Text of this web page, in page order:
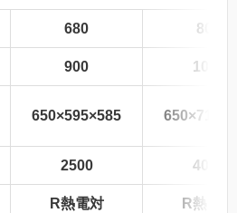
680 800
900 1020
650×595×585
2500 4000
R熱電対 R熱電対